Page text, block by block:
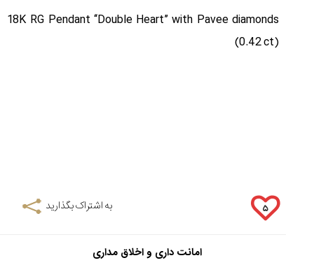
18K RG Pendant “Double Heart” with Pavee diamonds
(0.42 ct)
۵ به اشتراک بگذارید
امانت داری و اخلاق مداری